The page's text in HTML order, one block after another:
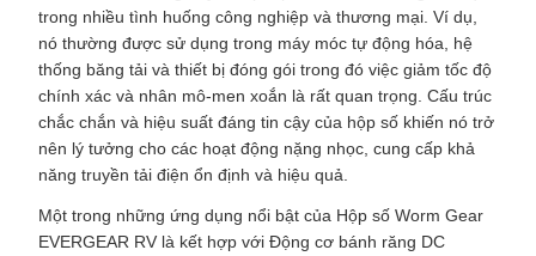
trong nhiều tình huống công nghiệp và thương mại. Ví dụ,
nó thường được sử dụng trong máy móc tự động hóa, hệ
thống băng tải và thiết bị đóng gói trong đó việc giảm tốc độ
chính xác và nhân mô-men xoắn là rất quan trọng. Cấu trúc
chắc chắn và hiệu suất đáng tin cậy của hộp số khiến nó trở
nên lý tưởng cho các hoạt động nặng nhọc, cung cấp khả
năng truyền tải điện ổn định và hiệu quả.
Một trong những ứng dụng nổi bật của Hộp số Worm Gear
EVERGEAR RV là kết hợp với Động cơ bánh răng DC